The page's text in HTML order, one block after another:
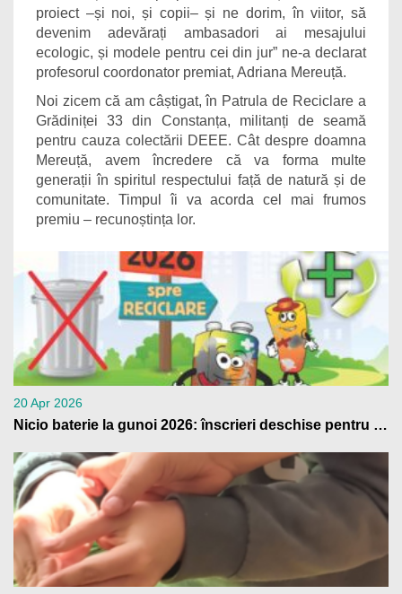
proiect –și noi, și copii– și ne dorim, în viitor, să
devenim adevărați ambasadori ai mesajului
ecologic, și modele pentru cei din jur” ne-a declarat
profesorul coordonator premiat, Adriana Mereuță.
Noi zicem că am câștigat, în Patrula de Reciclare a
Grădiniței 33 din Constanța, militanți de seamă
pentru cauza colectării DEEE. Cât despre doamna
Mereuță, avem încredere că va forma multe
generații în spiritul respectului față de natură și de
comunitate. Timpul îi va acorda cel mai frumos
premiu – recunoștința lor.
20 Apr 2026
Nicio baterie la gunoi 2026: înscrieri deschise pentru școli